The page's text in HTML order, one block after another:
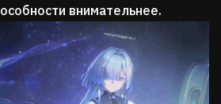
внимательнее.